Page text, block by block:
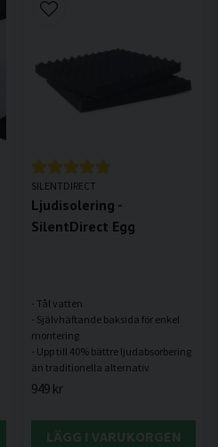
SILENTDIRECT
Ljudisolering -
SilentDirect Egg
- Tål vatten
- Självhäftande baksida för enkel
montering
- Upp till 40% bättre ljudabsorbering
949 kr
LÄGG I VARUKORGEN